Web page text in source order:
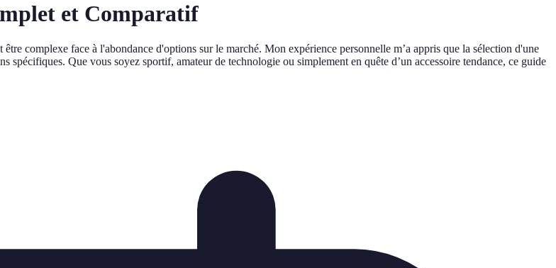
et Comparatif
complexe face à l'abondance d'options sur le marché. Mon expérience personnelle m’a appris que la sélection d'une
spécifiques. Que vous soyez sportif, amateur de technologie ou simplement en quête d’un accessoire tendance, ce guide